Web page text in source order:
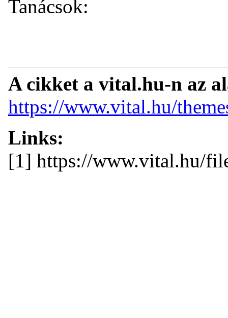
Tanácsok:
A cikket a vital.hu-n az
https://www.vital.hu/
Links:
[1] https://www.vital.hu/